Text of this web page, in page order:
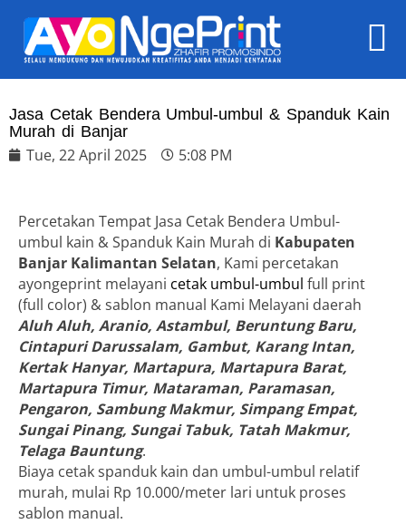
Jasa Cetak Bendera Umbul-umbul & Spanduk Kain
Murah di Banjar
Tue, 22 April 2025 5:08 PM
Percetakan Tempat Jasa Cetak Bendera Umbul-
umbul kain & Spanduk Kain Murah di Kabupaten
Banjar Kalimantan Selatan, Kami percetakan
ayongeprint melayani cetak umbul-umbul full print
(full color) & sablon manual Kami Melayani daerah
Aluh Aluh, Aranio, Astambul, Beruntung Baru,
Cintapuri Darussalam, Gambut, Karang Intan,
Kertak Hanyar, Martapura, Martapura Barat,
Martapura Timur, Mataraman, Paramasan,
Pengaron, Sambung Makmur, Simpang Empat,
Sungai Pinang, Sungai Tabuk, Tatah Makmur,
Telaga Bauntung.
Biaya cetak spanduk kain dan umbul-umbul relatif
murah, mulai Rp 10.000/meter lari untuk proses
sablon manual.